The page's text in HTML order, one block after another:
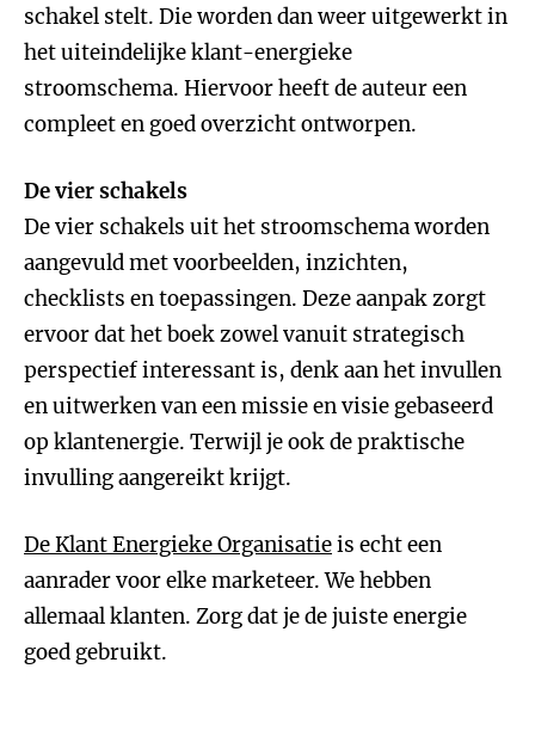
schakel stelt. Die worden dan weer uitgewerkt in
het uiteindelijke klant-energieke
stroomschema. Hiervoor heeft de auteur een
compleet en goed overzicht ontworpen.
De vier schakels
De vier schakels uit het stroomschema worden
aangevuld met voorbeelden, inzichten,
checklists en toepassingen. Deze aanpak zorgt
ervoor dat het boek zowel vanuit strategisch
perspectief interessant is, denk aan het invullen
en uitwerken van een missie en visie gebaseerd
op klantenergie. Terwijl je ook de praktische
invulling aangereikt krijgt.
De Klant Energieke Organisatieis echt een
aanrader voor elke marketeer. We hebben
allemaal klanten. Zorg dat je de juiste energie
goed gebruikt.